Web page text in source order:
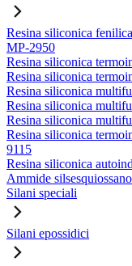
Resina siliconica
MP-2950
Resina siliconica
Resina siliconica
Resina siliconica
Resina siliconica
Resina siliconica
Resina siliconica
9115
Resina siliconica
Ammide
Silani speciali
Silani epossidici